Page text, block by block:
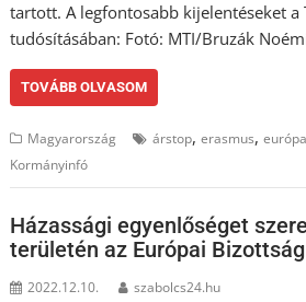
tartott. A legfontosabb kijelentéseket a
tudósításában: Fotó: MTI/Bruzák
TOVÁBB OLVASOM
Magyarország árstop,erasmus,
Kormányinfó
Házassági egyenlőséget
területén az Európai Bizottság
2022.12.10. szabolcs24.hu